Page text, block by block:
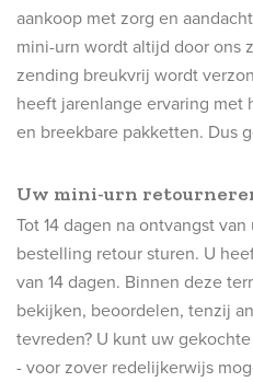
aankoop met zorg en
mini-urn wordt altijd door ons
zending breukvrij wordt
heeft jarenlange ervaring met
en breekbare pakketten. Dus
Uw mini-urn
Tot 14 dagen na ontvangst
bestelling retour sturen. U
van 14 dagen. Binnen deze
bekijken, beoordelen, tenzij
tevreden? U kunt uw
- voor zover redelijkerwijs